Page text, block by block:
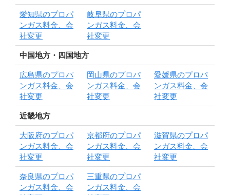
愛知県のプロパ
ンガス料金、会
社変更
岐阜県のプロパ
ンガス料金、会
社変更
中国地方・四国地方
広島県のプロパ
ンガス料金、会
社変更
岡山県のプロパ
ンガス料金、会
社変更
愛媛県のプロパ
ンガス料金、会
社変更
近畿地方
大阪府のプロパ
ンガス料金、会
社変更
京都府のプロパ
ンガス料金、会
社変更
滋賀県のプロパ
ンガス料金、会
社変更
奈良県のプロパ
ンガス料金、会
三重県のプロパ
ンガス料金、会